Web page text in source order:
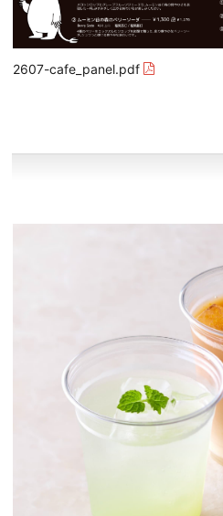
2607-cafe_panel.pdf